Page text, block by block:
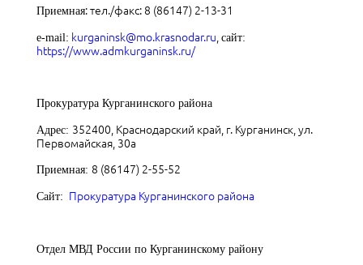
Приемная: тел./факс: 8 (86147) 2-13-31
e-mail: kurganinsk@mo.krasnodar.ru сайт:
https://www.admkurganinsk.ru/
Прокуратура Курганинского района
Адрес: 352400, Краснодарский край, г. Курганинск, ул.
Первомайская, 30а
Приемная: 8 (86147) 2-55-52
Сайт: Прокуратура Курганинского района
Отдел МВД России по Курганинскому району